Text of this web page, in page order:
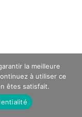
la meilleure
à utiliser ce
êtes satisfait.